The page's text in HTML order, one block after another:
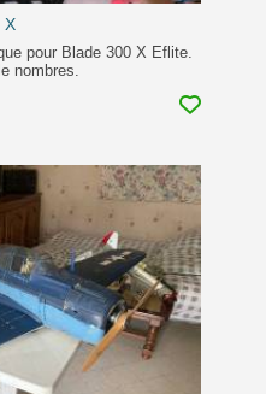
X
pour Blade 300 X Eflite.
nombres.